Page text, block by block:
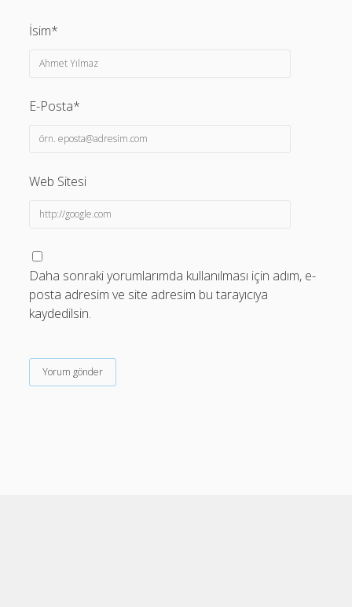
İsim*
E-Posta*
Web Sitesi
Daha sonraki yorumlarımda kullanılması için adım, e-
posta adresim ve site adresim bu tarayıcıya
kaydedilsin.